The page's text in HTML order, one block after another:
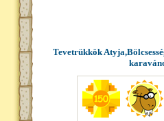
Tevetrükkök